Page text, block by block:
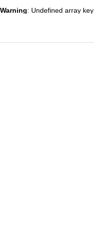
Warning: Undefined array